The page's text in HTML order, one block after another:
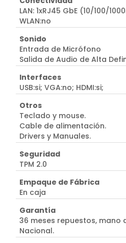
LAN: 1xRJ45 GbE (10/100/
WLAN:no
Sonido
Entrada de Micrófono
Salida de Audio de Alta
Interfaces
USB:si; VGA:no; HDMI:si;
Otros
Teclado y mouse.
Cable de alimentación.
Drivers y Manuales.
Seguridad
TPM 2.0
Empaque de Fábrica
En caja
Garantía
36 meses repuestos, mano
Nacional.